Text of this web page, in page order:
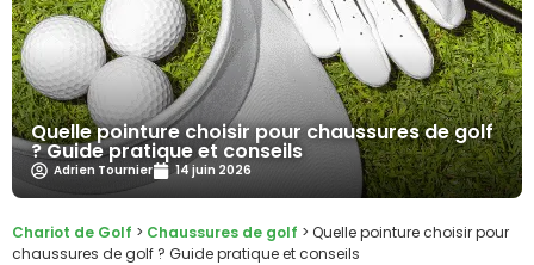
Quelle pointure choisir pour chaussures de golf
? Guide pratique et conseils
Adrien Tournier 14 juin 2026
Chariot de Golf > Chaussures de golf > Quelle pointure choisir pour
chaussures de golf ? Guide pratique et conseils